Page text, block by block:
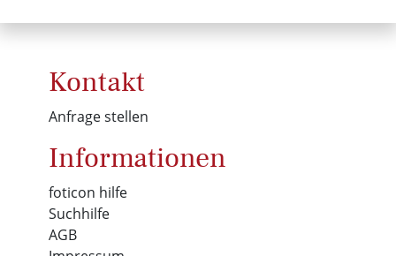
Kontakt
Anfrage stellen
Informationen
foticon hilfe
Suchhilfe
AGB